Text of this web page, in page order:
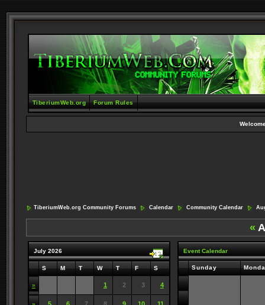
TiberiumWeb.org Forum Rules
TiberiumWeb.org Community Forums Calendar Community Calendar
«
July 2026
S M T W T F S
» 1 2 3 4
Event Calendar
Sunday